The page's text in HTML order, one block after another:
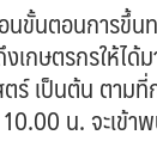
ขั้นตอนการขึ้น
ถึงเกษตรกรใ
ร์ เป็นต้น ตาม
น. จะเข้า